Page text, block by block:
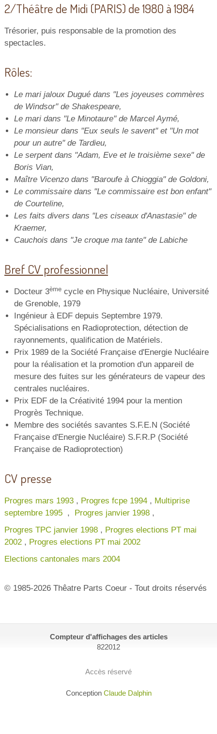
2/Théâtre de Midi (PARIS) de 1980 à 1984
Trésorier, puis responsable de la promotion des
spectacles.
Rôles:
Le mari jaloux Dugué dans "Les joyeuses commères
de Windsor" de Shakespeare,
Le mari dans "Le Minotaure" de Marcel Aymé,
Le monsieur dans "Eux seuls le savent" et "Un mot
pour un autre" de Tardieu,
Le serpent dans "Adam, Eve et le troisième sexe" de
Boris Vian,
Maître Vicenzo dans "Baroufe à Chioggia" de Goldoni,
Le commissaire dans "Le commissaire est bon enfant"
de Courteline,
Les faits divers dans "Les ciseaux d'Anastasie" de
Kraemer,
Cauchois dans "Je croque ma tante" de Labiche
Bref CV professionnel
Docteur 3èmecycle en Physique Nucléaire, Université
de Grenoble, 1979
Ingénieur à EDF depuis Septembre 1979.
Spécialisations en Radioprotection, détection de
rayonnements, qualification de Matériels.
Prix 1989 de la Société Française d'Energie Nucléaire
pour la réalisation et la promotion d'un appareil de
mesure des fuites sur les générateurs de vapeur des
centrales nucléaires.
Prix EDF de la Créativité 1994 pour la mention
Progrès Technique.
Membre des sociétés savantes S.F.E.N (Société
Française d'Energie Nucléaire) S.F.R.P (Société
Française de Radioprotection)
CV presse
Progres mars 1993, Progres fcpe 1994, Multiprise
septembre 1995, Progres janvier 1998 ,
Progres TPC janvier 1998, Progres elections PT mai
2002, Progres elections PT mai 2002
Elections cantonales mars 2004
© 1985-2026 Thêatre Parts Coeur - Tout droits réservés
Compteur d'affichages des articles
822012
Accès réservé
Conception Claude Dalphin